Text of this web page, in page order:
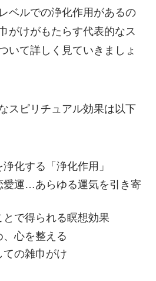
ベルでの浄化作用があるの
がけがもたらす代表的なス
いて詳しく見ていきましょ
スピリチュアル効果は以下
化する「浄化作用」
愛運…あらゆる運気を引き寄
とで得られる瞑想効果
、心を整える
の雑巾がけ